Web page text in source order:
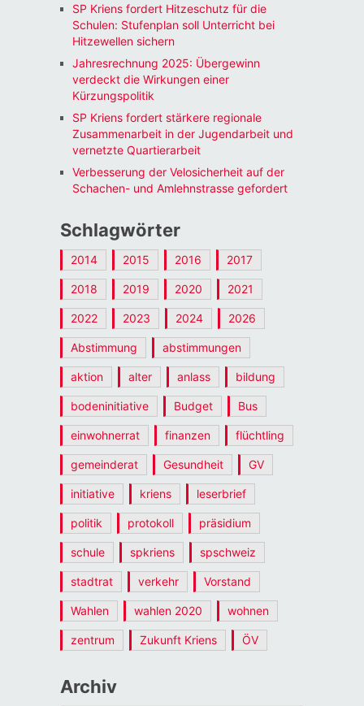
SP Kriens fordert Hitzeschutz für die
Schulen: Stufenplan soll Unterricht bei
Hitzewellen sichern
Jahresrechnung 2025: Übergewinn
verdeckt die Wirkungen einer
Kürzungspolitik
SP Kriens fordert stärkere regionale
Zusammenarbeit in der Jugendarbeit und
vernetzte Quartierarbeit
Verbesserung der Velosicherheit auf der
Schachen- und Amlehnstrasse gefordert
Schlagwörter
2014 2015 2016 2017
2018 2019 2020 2021
2022 2023 2024 2026
Abstimmung abstimmungen
aktion alter anlass bildung
bodeninitiative Budget Bus
einwohnerrat finanzen flüchtling
gemeinderat Gesundheit GV
initiative kriens leserbrief
politik protokoll präsidium
schule spkriens spschweiz
stadtrat verkehr Vorstand
Wahlen wahlen 2020 wohnen
zentrum Zukunft Kriens ÖV
Archiv